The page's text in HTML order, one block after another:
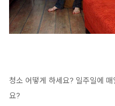
청소 어떻게 하세요? 일주일에
요?